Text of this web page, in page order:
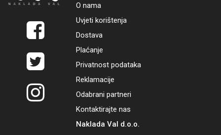
O nama
Uvjeti korištenja
Dostava
Plaćanje
Privatnost podataka
Reklamacije
Odabrani partneri
Kontaktirajte nas
Naklada Val d.o.o.